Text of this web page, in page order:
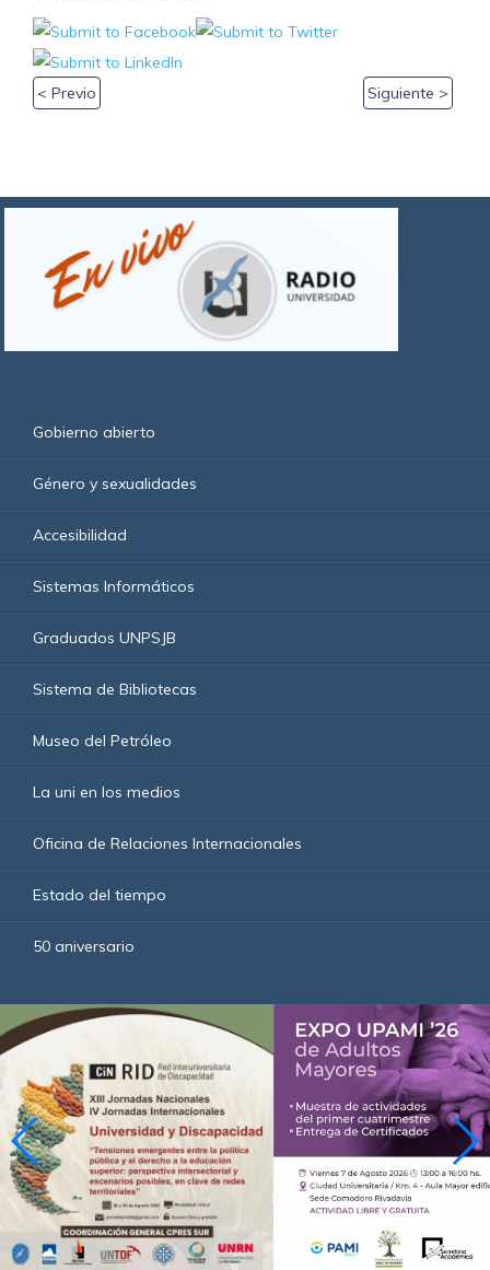
< Previo Siguiente >
Gobierno abierto
Género y sexualidades
Accesibilidad
Sistemas Informáticos
Graduados UNPSJB
Sistema de Bibliotecas
Museo del Petróleo
La uni en los medios
Oficina de Relaciones Internacionales
Estado del tiempo
50 aniversario